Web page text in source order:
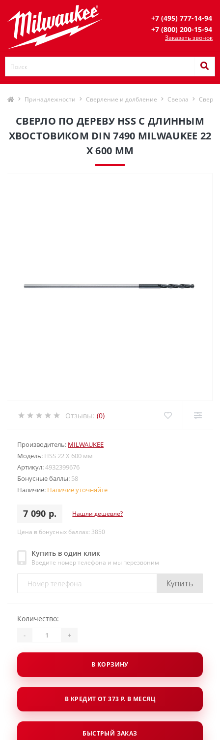
+7 (495) 777-14-94
+7 (800) 200-15-94
Заказать звонок
Принадлежности Сверление и долбление Сверла
CВЕРЛО ПО ДЕРЕВУ HSS С ДЛИННЫМ
ХВОСТОВИКОМ DIN 7490 MILWAUKEE 22
X 600 ММ
Отзывы: (0)
Производитель: MILWAUKEE
Модель: HSS 22 X 600 мм
Артикул:4932399676
Бонусные баллы: 58
Наличие: Наличие уточняйте
7 090 р. Нашли дешевле?
Цена в бонусных баллах: 3850
Купить в один клик
Введите номер телефона и мы перезвоним
Купить
Количество:
- +
В КОРЗИНУ
В КРЕДИТ ОТ 373 Р. В МЕСЯЦ
БЫСТРЫЙ ЗАКАЗ